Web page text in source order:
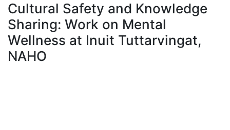
À propos
Cultural Safety and Knowledge
Sharing: Work on Mental
Wellness at Inuit Tuttarvingat,
NAHO